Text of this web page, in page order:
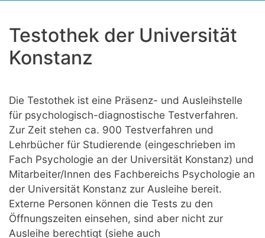
Testothek der Universität
Konstanz
Die Testothek ist eine Präsenz- und Ausleihstelle
für psychologisch-diagnostische Testverfahren.
Zur Zeit stehen ca. 900 Testverfahren und
Lehrbücher für Studierende (eingeschrieben im
Fach Psychologie an der Universität Konstanz) und
Mitarbeiter/Innen des Fachbereichs Psychologie an
der Universität Konstanz zur Ausleihe bereit.
Externe Personen können die Tests zu den
Öffnungszeiten einsehen, sind aber nicht zur
Ausleihe berechtigt (siehe auch